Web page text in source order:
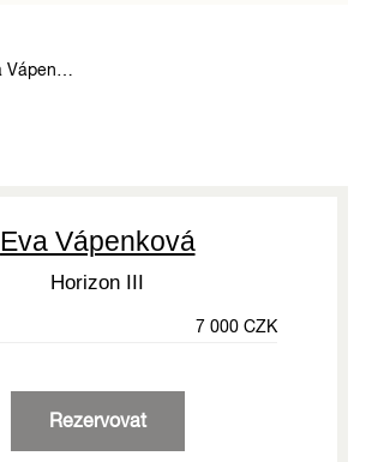
Eva Vápenková - Horizon III
Eva Vápenková
Horizon III
7 000 CZK
Rezervovat